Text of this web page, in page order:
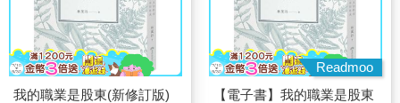
我的職業是股東(新修訂版)
Readmoo
【電子書】我的職業是股東